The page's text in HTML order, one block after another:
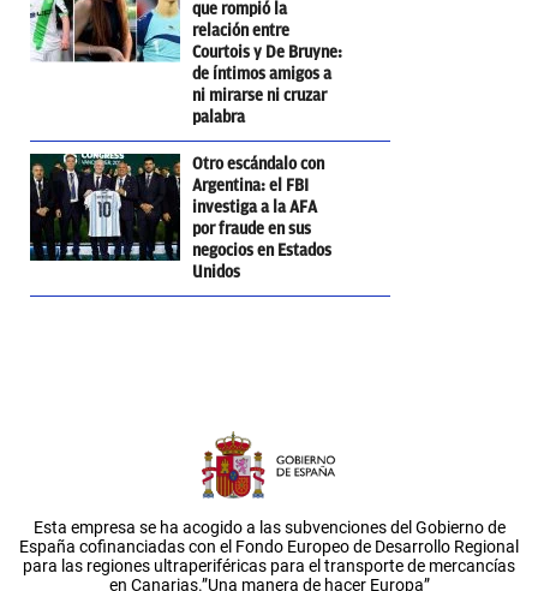
que rompió la
relación entre
Courtois y De Bruyne:
de íntimos amigos a
ni mirarse ni cruzar
palabra
Otro escándalo con
Argentina: el FBI
investiga a la AFA
por fraude en sus
negocios en Estados
Unidos
Esta empresa se ha acogido a las subvenciones del Gobierno de
España cofinanciadas con el Fondo Europeo de Desarrollo Regional
para las regiones ultraperiféricas para el transporte de mercancías
en Canarias.”Una manera de hacer Europa”